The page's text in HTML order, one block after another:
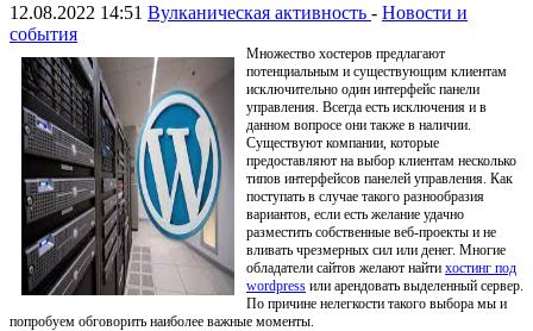
12.08.2022 14:51 Вулканическая активность - Новости и
события
Множество хостеров предлагают
потенциальным и существующим клиентам
исключительно один интерфейс панели
управления. Всегда есть исключения и в
данном вопросе они также в наличии.
Существуют компании, которые
предоставляют на выбор клиентам несколько
типов интерфейсов панелей управления. Как
поступать в случае такого разнообразия
вариантов, если есть желание удачно
разместить собственные веб-проекты и не
вливать чрезмерных сил или денег. Многие
обладатели сайтов желают найти хостинг под
wordpress или арендовать выделенный сервер.
По причине нелегкости такого выбора мы и
попробуем обговорить наиболее важные моменты.